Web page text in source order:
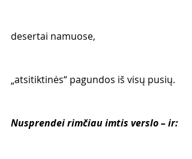
desertai namuose,
„atsitiktinės“ pagundos iš visų pusių.
Nusprendei rimčiau imtis verslo – ir: